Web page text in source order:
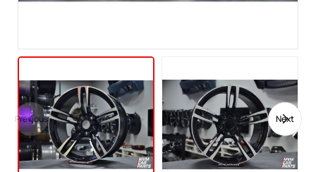
Previous Next